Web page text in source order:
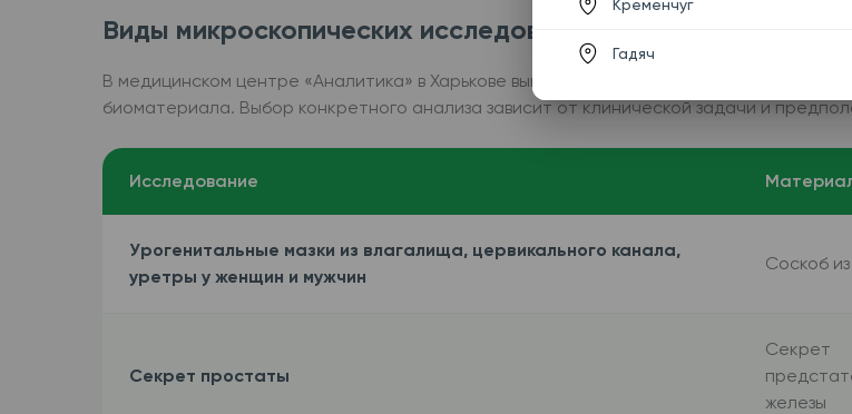
Виды микроскопических исследований в медицинском
В медицинском центре «Аналитика» в Харькове выполняются платные
биоматериала. Выбор конкретного анализа зависит от клинической задачи и
Исследование
Урогенитальные мазки из влагалища, цервикального канала,
уретры у женщин и мужчин
Соскоб из
Секрет простаты
Секрет
железы
Кременчуг
Гадяч